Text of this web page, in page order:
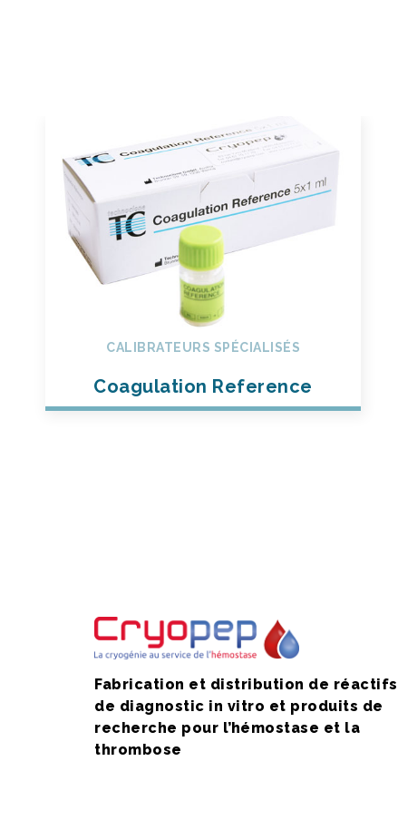
CALIBRATEURS SPÉCIALISÉS
Coagulation Reference
Fabrication et distribution de réactifs
de diagnostic in vitro et produits de
recherche pour l’hémostase et la
thrombose